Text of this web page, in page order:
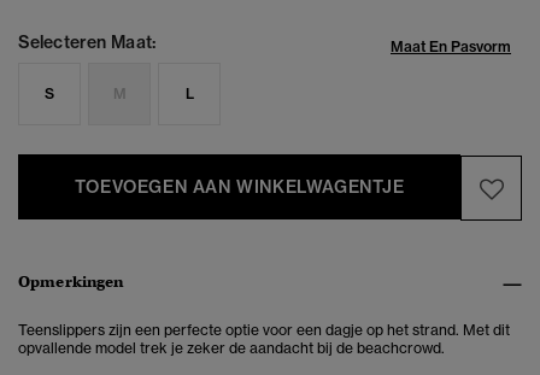
Selecteren Maat: Maat En Pasvorm
S M L
TOEVOEGEN AAN WINKELWAGENTJE
Opmerkingen
Teenslippers zijn een perfecte optie voor een dagje op het strand. Met dit
opvallende model trek je zeker de aandacht bij de beachcrowd.